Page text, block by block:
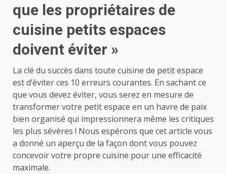
que les propriétaires de
cuisine petits espaces
doivent éviter »
La clé du succès dans toute cuisine de petit espace
est d’éviter ces 10 erreurs courantes. En sachant ce
que vous devez éviter, vous serez en mesure de
transformer votre petit espace en un havre de paix
bien organisé qui impressionnera même les critiques
les plus sévères ! Nous espérons que cet article vous
a donné un aperçu de la façon dont vous pouvez
concevoir votre propre cuisine pour une efficacité
maximale.